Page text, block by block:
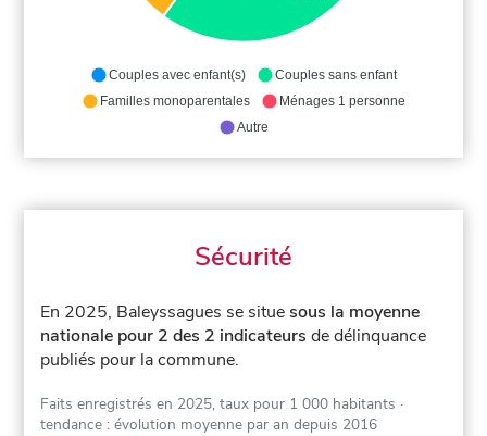
Couples avec enfant(s)
Couples sans enfant
Familles monoparentales
Ménages 1 personne
Autre
Sécurité
En 2025, Baleyssagues se situesous la moyenne
nationale pour 2 des 2 indicateurs de délinquance
publiés pour la commune.
Faits enregistrés en 2025, taux pour 1 000 habitants ·
tendance : évolution moyenne par an depuis 2016